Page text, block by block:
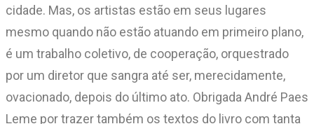
cidade. Mas, os artistas estão em seus lugares
mesmo quando não estão atuando em primeiro plano,
é um trabalho coletivo, de cooperação, orquestrado
por um diretor que sangra até ser, merecidamente,
ovacionado, depois do último ato. Obrigada André Paes
Leme por trazer também os textos do livro com tanta